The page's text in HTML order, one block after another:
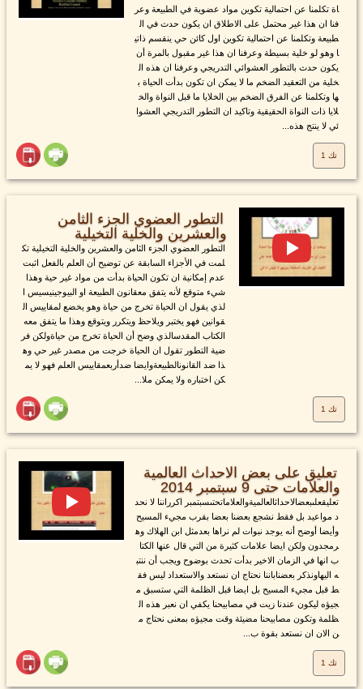
اة تكلمنا عن احتمالية تكوين مواد عضوية في الطبيعة وعر
فنا ان هذا غير محتمل على الاطلاق ان يكون حدث في ال
طبيعة وتكلمنا عن احتمالية تكوين اول كائن حي ينقسم ذاتي
ا وهو لو خلية بسيطة وعرفنا ان هذا غير مقبول بالمرة أن
يكون حدث بالتطور العشوائي التدريجي وعرفنا ان هذه ال
خلية من التعقيد الضخم ما لا يمكن ان تكون بدأت الحياة ب
ها وتكلمنا عن الفرق الضخم بين الخلايا ما قبل النواة والخ
لايا ذات النواة الحقيقية وتاكيد ان التطور التدريجي العشوا
ئي لا ينتج هذه...
تك 1
التطور العضوي الجزء الثامن
والعشرين والخلية التخيلية
التطور العضوي الجزء الثامن والعشرين والخلية التخيلية تك
لمت في الأجزاء السابقة عن توضيح أن العلم بالفعل اثبت
عدم إمكانية ان تكون الحياة بدأت من مواد غير حية وهذا
شيء متوقع لأنه يتفق معقانون الطبيعة او البيوجينيسيس ا
لذي يقول ان الحياة تخرج من حياة وهو يخضع لمقاييس ال
قوانين فهو يختبر ويلاحظ ويتكرر ويتوقع وهذا ما يتفق معه
الكتاب المقدسالذي وضح أن الحياة تخرج من حياةولكن فر
ضية التطور تقول ان الحياة خرجت من مصدر غير حي وه
ذا ضد القانونالطبيعةوايضا ضدأربعمقاييس العلم فهو لا يم
كن اختباره ولا يمكن ملا...
تك 1
تعليق على بعض الاحداث العالمية
والعلامات حتى 9 سبتمبر 2014
تعليقعلىبعضالاحداثالعالميةوالعلاماتحتىسبتمبر اكرراننا لا نحد
د مواعيد بل فقط نشجع بعضنا بعضا بقرب مجيء المسيح
وأيضا أوضح أنه يوجد نبوات لم نراها بعدمثل ابن الهلاك وه
رمجدون ولكن ايضا علامات كثيرة من التي قال عنها الكتا
ب انها في الزمان الاخير بدأت تحدث بوضوح ويجب أن ننتب
ه اليهاونذكر بعضناباننا نحتاج ان نستعد والاستعداد ليس فق
ط قبل مجيء المسيح بل ايضا قبل الظلمة التي ستسبق م
جيؤه ليكون عندنا زيت في مصابيحنا يكفي ان نعبر هذه ال
ظلمة وتكون مصابيحنا مضيئة وقت مجيؤه بمعنى نحتاج م
ن الان ان نستعد بقوة ب...
تك 1